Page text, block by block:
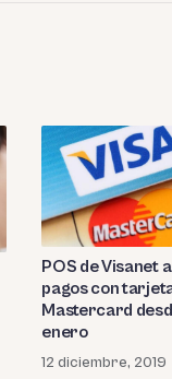
POS de Visanet
pagos con
Mastercard
enero
12 diciembre, 2019